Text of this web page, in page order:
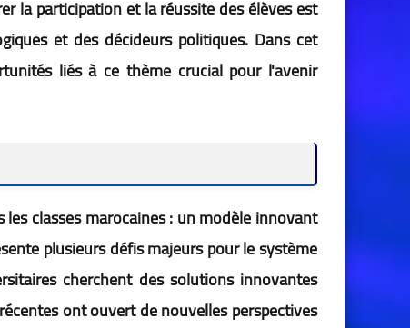
la participation et la réussite des élèves est
et des décideurs politiques. Dans cet
liés à ce thème crucial pour l'avenir
classes marocaines : un modèle innovant
plusieurs défis majeurs pour le système
cherchent des solutions innovantes
ont ouvert de nouvelles perspectives